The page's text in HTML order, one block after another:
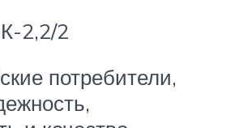
2,2/2
потребители,